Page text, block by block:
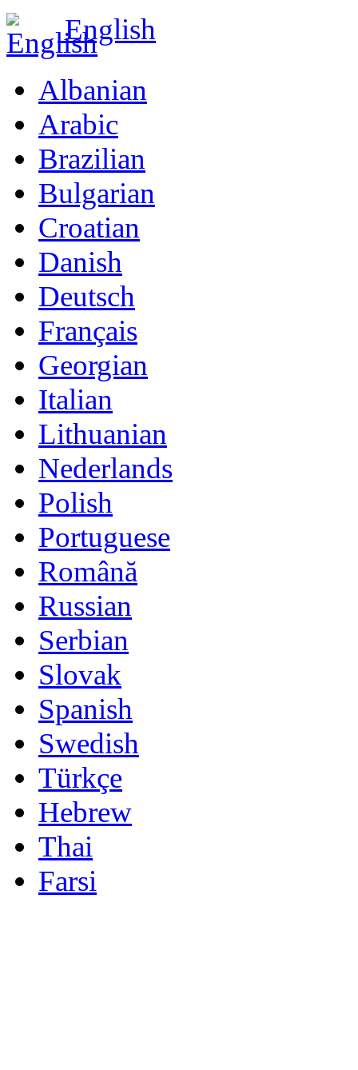
English
Albanian
Arabic
Brazilian
Bulgarian
Croatian
Danish
Deutsch
Français
Georgian
Italian
Lithuanian
Nederlands
Polish
Portuguese
Română
Russian
Serbian
Slovak
Spanish
Swedish
Türkçe
Hebrew
Thai
Farsi